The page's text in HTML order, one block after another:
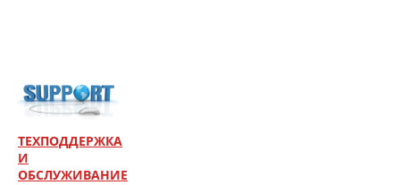
ТЕХПОДДЕРЖКА
И
ОБСЛУЖИВАНИЕ